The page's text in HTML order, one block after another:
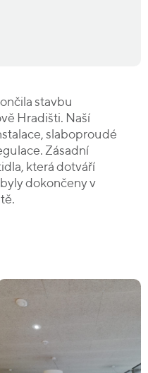
stavbu
Hradišti. Naší
slaboproudé
Zásadní
která dotváří
dokončeny v